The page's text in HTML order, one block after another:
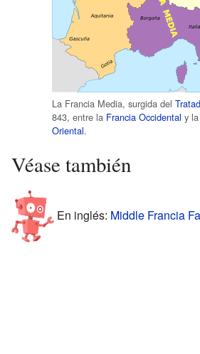
La Francia Media, surgida del
843, entre la Francia Occidental y la
Oriental.
Véase también
En inglés: Middle Francia